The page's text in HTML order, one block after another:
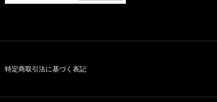
特定商取引法に基づく表記